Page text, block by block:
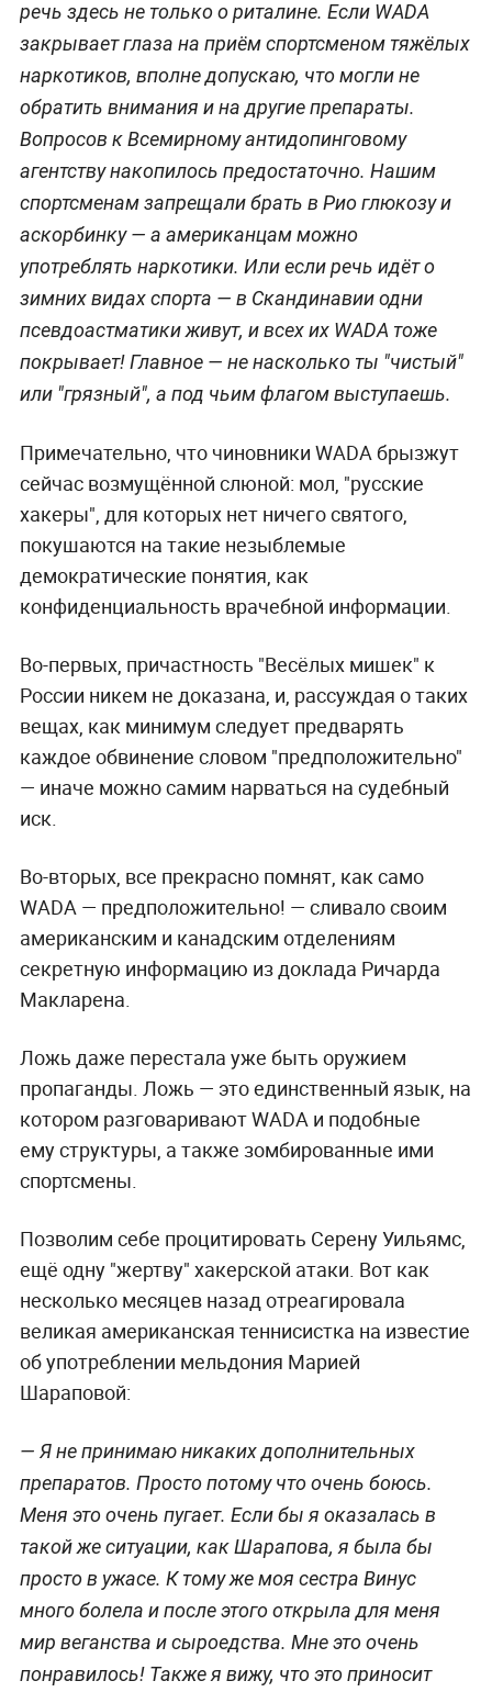
речь здесь не только о риталине. Если WADA
закрывает глаза на приём спортсменом тяжёлых
наркотиков, вполне допускаю, что могли не
обратить внимания и на другие препараты.
Вопросов к Всемирному антидопинговому
агентству накопилось предостаточно. Нашим
спортсменам запрещали брать в Рио глюкозу и
аскорбинку — а американцам можно
употреблять наркотики. Или если речь идёт о
зимних видах спорта — в Скандинавии одни
псевдоастматики живут, и всех их WADA тоже
покрывает! Главное — не насколько ты "чистый"
или "грязный", а под чьим флагом выступаешь.
Примечательно, что чиновники WADA брызжут
сейчас возмущённой слюной: мол, "русские
хакеры", для которых нет ничего святого,
покушаются на такие незыблемые
демократические понятия, как
конфиденциальность врачебной информации.
Во-первых, причастность "Весёлых мишек" к
России никем не доказана, и, рассуждая о таких
вещах, как минимум следует предварять
каждое обвинение словом "предположительно"
— иначе можно самим нарваться на судебный
иск.
Во-вторых, все прекрасно помнят, как само
WADA — предположительно! — сливало своим
американским и канадским отделениям
секретную информацию из доклада Ричарда
Макларена.
Ложь даже перестала уже быть оружием
пропаганды. Ложь — это единственный язык, на
котором разговаривают WADA и подобные
ему структуры, а также зомбированные ими
спортсмены.
Позволим себе процитировать Серену Уильямс,
ещё одну "жертву" хакерской атаки. Вот как
несколько месяцев назад отреагировала
великая американская теннисистка на известие
об употреблении мельдония Марией
Шараповой:
— Я не принимаю никаких дополнительных
препаратов. Просто потому что очень боюсь.
Меня это очень пугает. Если бы я оказалась в
такой же ситуации, как Шарапова, я была бы
просто в ужасе. К тому же моя сестра Винус
много болела и после этого открыла для меня
мир веганства и сыроедства. Мне это очень
понравилось! Также я вижу, что это приносит